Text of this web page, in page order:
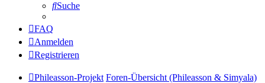
Suche
FAQ
Anmelden
Registrieren
Phileasson-Projekt Foren-Übersicht (Phileasson & Simyala)